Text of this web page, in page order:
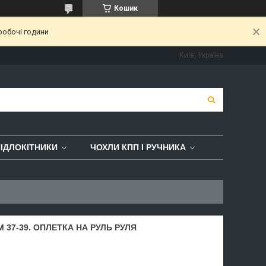
Кошик
години
Київ, Україна
ЧОХЛИ КПП І РУЧНИКА
39. ОПЛЕТКА НА РУЛЬ РУЛЯ